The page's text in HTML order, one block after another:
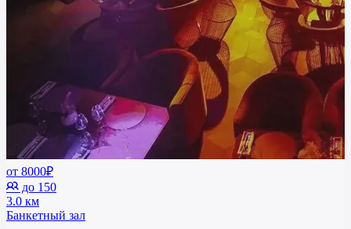
от 8000₽
до 150
3.0 км
Банкетный зал